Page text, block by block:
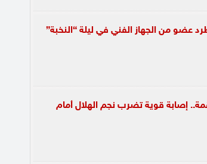
عضو من الجهاز الفني في ليلة “النخبة”
إصابة قوية تضرب نجم الهلال أمام